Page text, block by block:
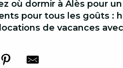
où dormir à Alès pour
pour tous les goûts :
de vacances